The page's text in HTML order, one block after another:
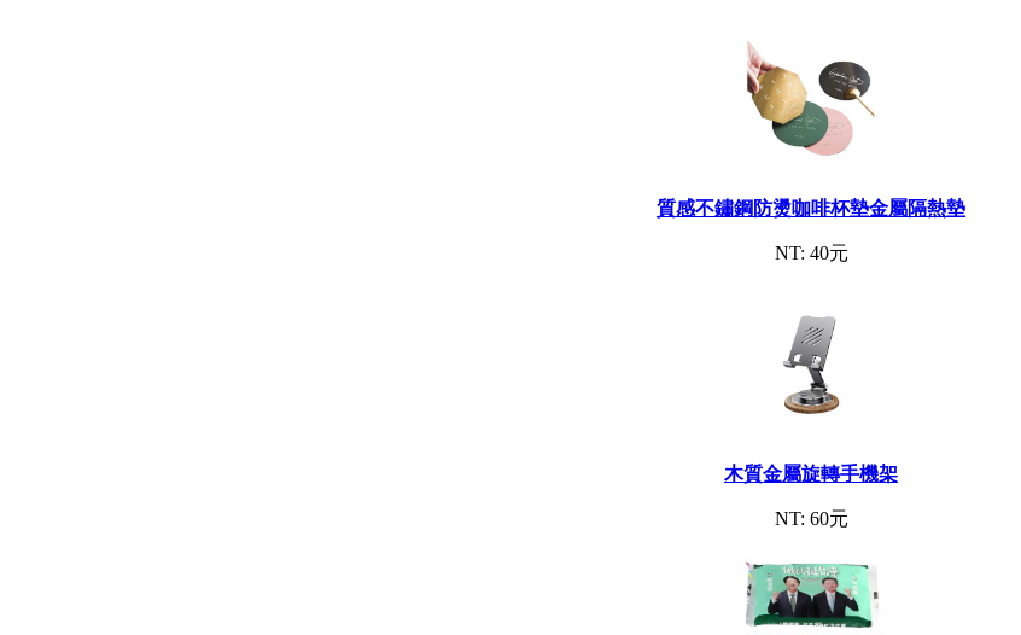
質感不鏽鋼防燙咖啡杯墊金屬隔熱墊
NT: 40元
木質金屬旋轉手機架
NT: 60元